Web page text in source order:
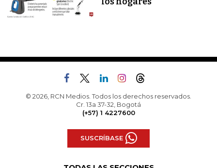
© 2026, RCN Medios. Todos los derechos reservados.
Cr. 13a 37-32, Bogotá
(+57) 1 4227600
SUSCRÍBASE